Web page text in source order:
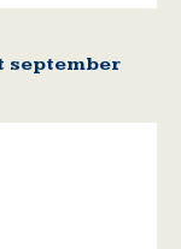
september